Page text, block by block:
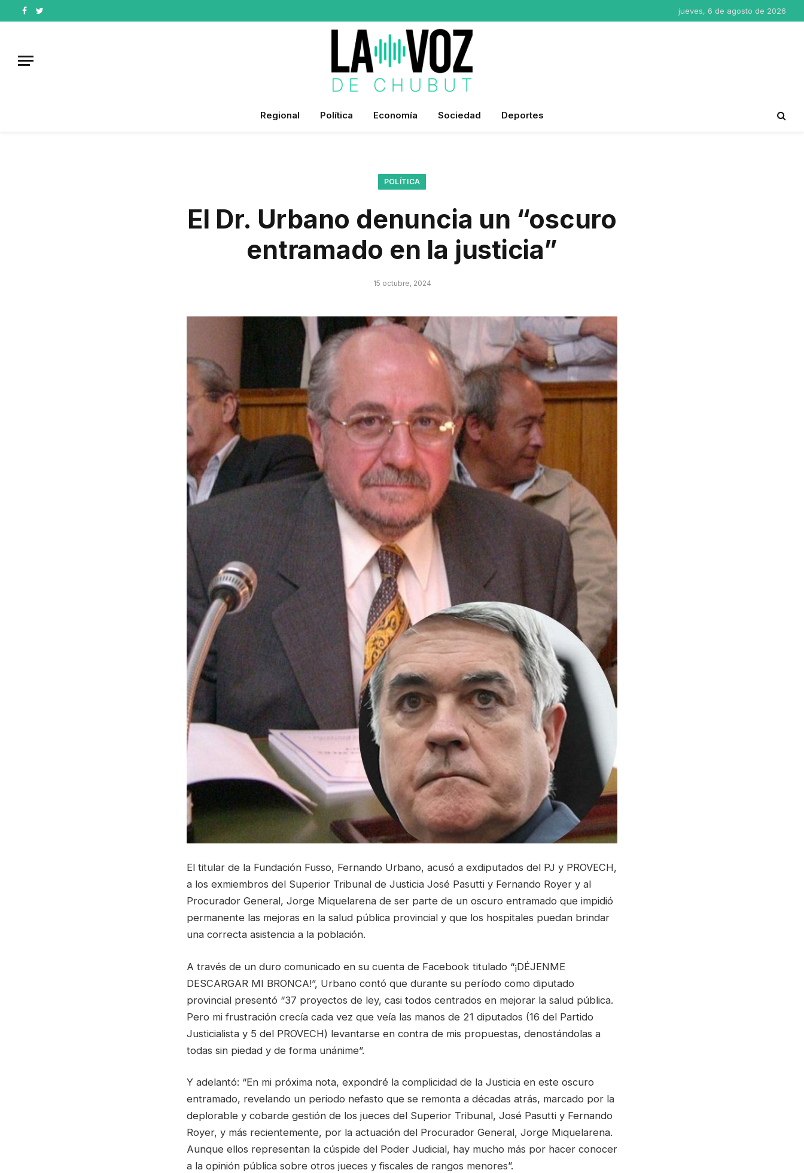
Facebook
Twitter
jueves, 6 de agosto de 2026
Regional Política Economía Sociedad Deportes
POLÍTICA
El Dr. Urbano denuncia un “oscuro
entramado en la justicia”
15 octubre, 2024
El titular de la Fundación Fusso, Fernando Urbano, acusó a exdiputados del PJ y PROVECH,
a los exmiembros del Superior Tribunal de Justicia José Pasutti y Fernando Royer y al
Procurador General, Jorge Miquelarena de ser parte de un oscuro entramado que impidió
permanente las mejoras en la salud pública provincial y que los hospitales puedan brindar
una correcta asistencia a la población.
A través de un duro comunicado en su cuenta de Facebook titulado “¡DÉJENME
DESCARGAR MI BRONCA!”, Urbano contó que durante su período como diputado
provincial presentó “37 proyectos de ley, casi todos centrados en mejorar la salud pública.
Pero mi frustración crecía cada vez que veía las manos de 21 diputados (16 del Partido
Justicialista y 5 del PROVECH) levantarse en contra de mis propuestas, denostándolas a
todas sin piedad y de forma unánime”.
Y adelantó: “En mi próxima nota, expondré la complicidad de la Justicia en este oscuro
entramado, revelando un periodo nefasto que se remonta a décadas atrás, marcado por la
deplorable y cobarde gestión de los jueces del Superior Tribunal, José Pasutti y Fernando
Royer, y más recientemente, por la actuación del Procurador General, Jorge Miquelarena.
Aunque ellos representan la cúspide del Poder Judicial, hay mucho más por hacer conocer
a la opinión pública sobre otros jueces y fiscales de rangos menores”.